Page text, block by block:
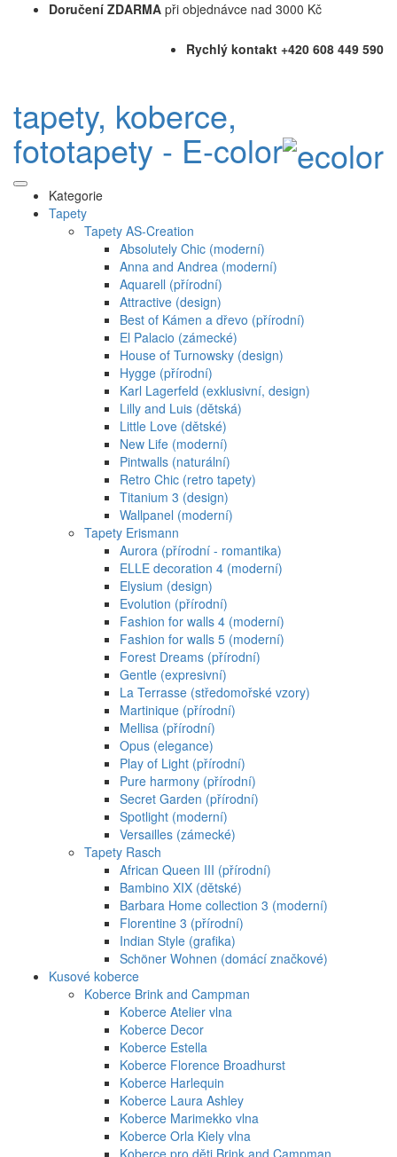
Doručení ZDARMA při objednávce nad 3000 Kč
Rychlý kontakt +420 608 449 590
tapety, koberce,
fototapety - E-color
Kategorie
Tapety
Tapety AS-Creation
Absolutely Chic (moderní)
Anna and Andrea (moderní)
Aquarell (přírodní)
Attractive (design)
Best of Kámen a dřevo (přírodní)
El Palacio (zámecké)
House of Turnowsky (design)
Hygge (přírodní)
Karl Lagerfeld (exklusivní, design)
Lilly and Luis (dětská)
Little Love (dětské)
New Life (moderní)
Pintwalls (naturální)
Retro Chic (retro tapety)
Titanium 3 (design)
Wallpanel (moderní)
Tapety Erismann
Aurora (přírodní - romantika)
ELLE decoration 4 (moderní)
Elysium (design)
Evolution (přírodní)
Fashion for walls 4 (moderní)
Fashion for walls 5 (moderní)
Forest Dreams (přírodní)
Gentle (expresivní)
La Terrasse (středomořské vzory)
Martinique (přírodní)
Mellisa (přírodní)
Opus (elegance)
Play of Light (přírodní)
Pure harmony (přírodní)
Secret Garden (přírodní)
Spotlight (moderní)
Versailles (zámecké)
Tapety Rasch
African Queen III (přírodní)
Bambino XIX (dětské)
Barbara Home collection 3 (moderní)
Florentine 3 (přírodní)
Indian Style (grafika)
Schöner Wohnen (domácí značkové)
Kusové koberce
Koberce Brink and Campman
Koberce Atelier vlna
Koberce Decor
Koberce Estella
Koberce Florence Broadhurst
Koberce Harlequin
Koberce Laura Ashley
Koberce Marimekko vlna
Koberce Orla Kiely vlna